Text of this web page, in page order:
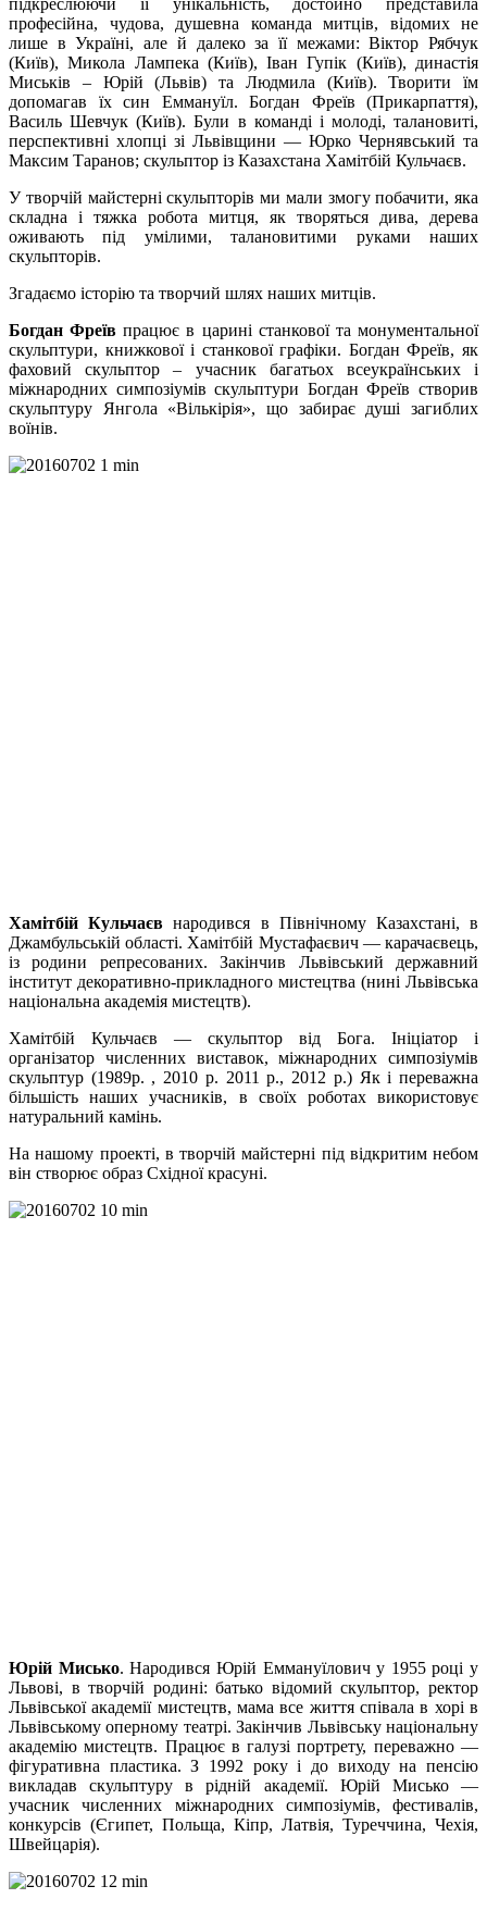
професійна, чудова, душевна команда митців, відомих не
лише в Україні, але й далеко за її межами: Віктор Рябчук
(Київ), Микола Лампека (Київ), Іван Гупік (Київ), династія
Миськів – Юрій (Львів) та Людмила (Київ). Творити їм
допомагав їх син Еммануїл. Богдан Фреїв (Прикарпаття),
Василь Шевчук (Київ). Були в команді і молоді, талановиті,
перспективні хлопці зі Львівщини — Юрко Чернявський та
Максим Таранов; скульптор із Казахстана Хамітбій Кульчаєв.
У творчій майстерні скульпторів ми мали змогу побачити, яка
складна і тяжка робота митця, як творяться дива, дерева
оживають під умілими, талановитими руками наших
скульпторів.
Згадаємо історію та творчий шлях наших митців.
Богдан Фреїв працює в царині станкової та монументальної
скульптури, книжкової і станкової графіки. Богдан Фреїв, як
фаховий скульптор – учасник багатьох всеукраїнських і
міжнародних симпозіумів скульптури Богдан Фреїв створив
скульптуру Янгола «Вількірія», що забирає душі загиблих
воїнів.
Хамітбій Кульчаєв народився в Північному Казахстані, в
Джамбульській області. Хамітбій Мустафаєвич — карачаєвець,
із родини репресованих. Закінчив Львівський державний
інститут декоративно-прикладного мистецтва (нині Львівська
національна академія мистецтв).
Хамітбій Кульчаєв — скульптор від Бога. Ініціатор і
організатор численних виставок, міжнародних симпозіумів
скульптур (1989р. , 2010 р. 2011 р., 2012 р.) Як і переважна
більшість наших учасників, в своїх роботах використовує
натуральний камінь.
На нашому проекті, в творчій майстерні під відкритим небом
він створює образ Східної красуні.
Юрій Мисько. Народився Юрій Еммануїлович у 1955 році у
Львові, в творчій родині: батько відомий скульптор, ректор
Львівської академії мистецтв, мама все життя співала в хорі в
Львівському оперному театрі. Закінчив Львівську національну
академію мистецтв. Працює в галузі портрету, переважно —
фігуративна пластика. З 1992 року і до виходу на пенсію
викладав скульптуру в рідній академії. Юрій Мисько —
учасник численних міжнародних симпозіумів, фестивалів,
конкурсів (Єгипет, Польща, Кіпр, Латвія, Туреччина, Чехія,
Швейцарія).